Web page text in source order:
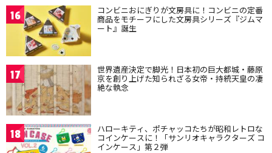
16 コンビニおにぎりが文房具に！コンビニの定番
商品をモチーフにした文房具シリーズ『ジムマ
ート』誕生
17 世界遺産決定で脚光！日本初の巨大都城・藤原
京を創り上げた知られざる女帝・持統天皇の凄
絶な執念
18 ハローキティ、ポチャッコたちが昭和レトロな
コインケースに！「サンリオキャラクターズ コ
インケース」第２弾